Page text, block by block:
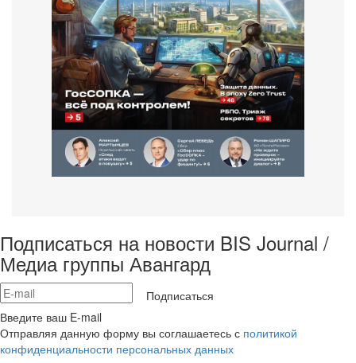
Подписаться на новости BIS Journal /
Медиа группы Авангард
Подписаться
Введите ваш E-mail
Отправляя данную форму вы соглашаетесь с политикой
конфиденциальности персональных данных